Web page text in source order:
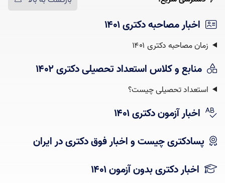
اخبار مصاحبه دکتری ۱۴۰۱
زمان مصاحبه دکتری ۱۴۰۱
منابع و کلاس استعداد تحصیلی دکتری ۱۴۰۲
استعداد تحصیلی چیست؟‌
اخبار آزمون دکتری ۱۴۰۱
پسادکتری چیست و اخبار فوق دکتری در ایران
اخبار دکتری بدون آزمون ۱۴۰۱